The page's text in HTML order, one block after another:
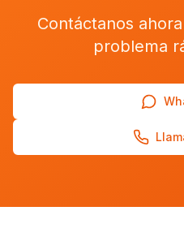
Contáctanos
problema